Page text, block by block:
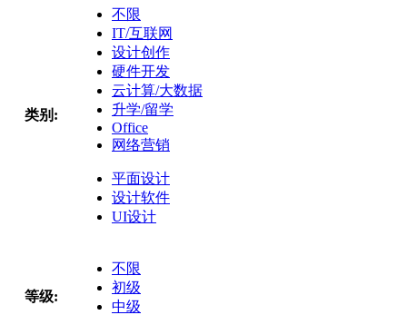
类别:
不限
IT/互联网
设计创作
硬件开发
云计算/大数据
升学/留学
Office
网络营销
平面设计
设计软件
UI设计
等级:
不限
初级
中级